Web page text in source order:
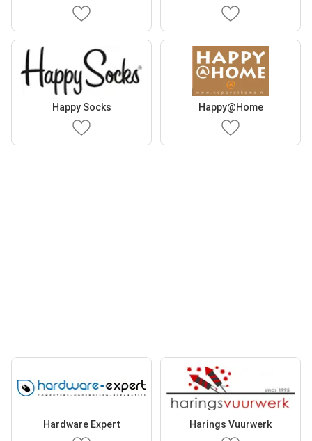
Happy Socks Happy@Home
Hardware Expert Harings Vuurwerk